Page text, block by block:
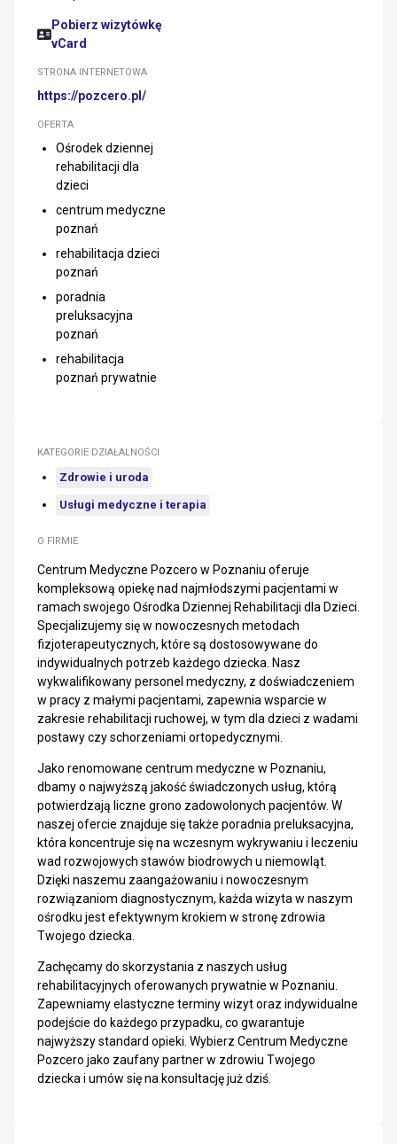
Pobierz wizytówkę
vCard
STRONA INTERNETOWA
https://pozcero.pl/
OFERTA
Ośrodek dziennej
rehabilitacji dla
dzieci
centrum medyczne
poznań
rehabilitacja dzieci
poznań
poradnia
preluksacyjna
poznań
rehabilitacja
poznań prywatnie
O FIRMIE
Centrum Medyczne Pozcero w Poznaniu oferuje
kompleksową opiekę nad najmłodszymi pacjentami w
ramach swojego Ośrodka Dziennej Rehabilitacji dla Dzieci.
Specjalizujemy się w nowoczesnych metodach
fizjoterapeutycznych, które są dostosowywane do
indywidualnych potrzeb każdego dziecka. Nasz
wykwalifikowany personel medyczny, z doświadczeniem
w pracy z małymi pacjentami, zapewnia wsparcie w
zakresie rehabilitacji ruchowej, w tym dla dzieci z wadami
postawy czy schorzeniami ortopedycznymi.
Jako renomowane centrum medyczne w Poznaniu,
dbamy o najwyższą jakość świadczonych usług, którą
potwierdzają liczne grono zadowolonych pacjentów. W
naszej ofercie znajduje się także poradnia preluksacyjna,
która koncentruje się na wczesnym wykrywaniu i leczeniu
wad rozwojowych stawów biodrowych u niemowląt.
Dzięki naszemu zaangażowaniu i nowoczesnym
rozwiązaniom diagnostycznym, każda wizyta w naszym
ośrodku jest efektywnym krokiem w stronę zdrowia
Twojego dziecka.
Zachęcamy do skorzystania z naszych usług
rehabilitacyjnych oferowanych prywatnie w Poznaniu.
Zapewniamy elastyczne terminy wizyt oraz indywidualne
podejście do każdego przypadku, co gwarantuje
najwyższy standard opieki. Wybierz Centrum Medyczne
Pozcero jako zaufany partner w zdrowiu Twojego
dziecka i umów się na konsultację już dziś.
KATEGORIE DZIAŁALNOŚCI
Zdrowie i uroda
Usługi medyczne i terapia